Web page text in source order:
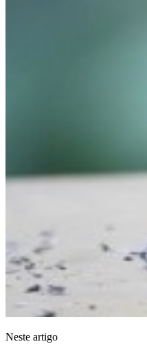
Neste artigo